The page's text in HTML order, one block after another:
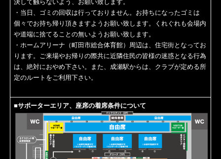
決して触らないよう、お願い致します。
・当日、ゴミの回収は行っておりません。お持ちになったゴミは
個々でお持ち帰り頂きますようお願い致します。くれぐれも会場内
や道端に捨てることの無いようお願い致します。
・ホームアリーナ（町田市総合体育館）周辺は、住宅街となってお
ります。ご来場やお帰りの際共に近隣住民の皆様の迷惑となる行為
は、絶対におやめ下さい。また、成瀬駅からは、クラブが定める所
定のルートをご利用下さい。
■サポーターエリア、座席の着席条件について